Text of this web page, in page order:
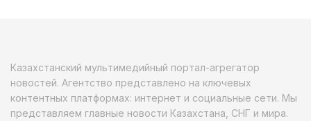
Казахстанский мультимедийный портал-агрегатор
новостей. Агентство представлено на ключевых
контентных платформах: интернет и социальные сети. Мы
представляем главные новости Казахстана, СНГ и мира.